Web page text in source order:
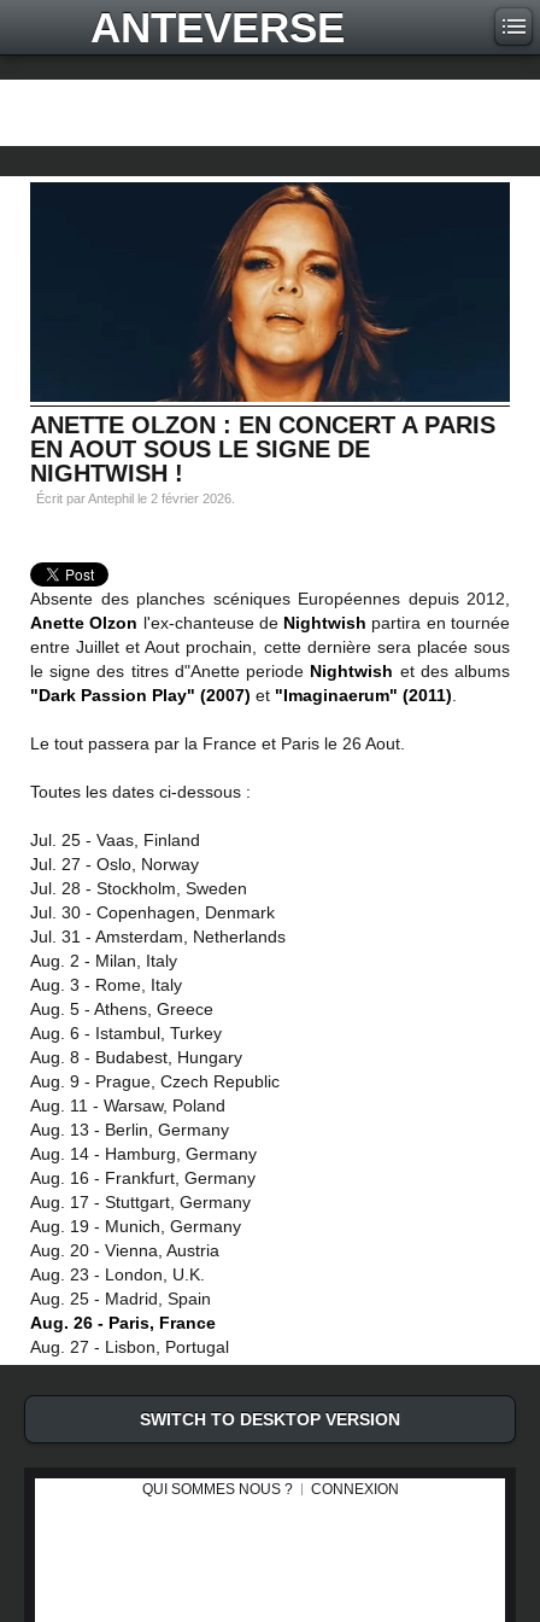
ANTEVERSE
ANETTE OLZON : EN CONCERT A PARIS
EN AOUT SOUS LE SIGNE DE
NIGHTWISH !
Écrit par Antephil le 2 février 2026
Absente des planches scéniques Européennes depuis 2012,
Anette Olzon l'ex-chanteuse de Nightwish partira en tournée
entre Juillet et Aout prochain, cette dernière sera placée sous
le signe des titres d"Anette periode Nightwish et des albums
"Dark Passion Play" (2007) et "Imaginaerum" (2011)
Le tout passera par la France et Paris le 26 Aout.
Toutes les dates ci-dessous :
Jul. 25 - Vaas, Finland
Jul. 27 - Oslo, Norway
Jul. 28 - Stockholm, Sweden
Jul. 30 - Copenhagen, Denmark
Jul. 31 - Amsterdam, Netherlands
Aug. 2 - Milan, Italy
Aug. 3 - Rome, Italy
Aug. 5 - Athens, Greece
Aug. 6 - Istambul, Turkey
Aug. 8 - Budabest, Hungary
Aug. 9 - Prague, Czech Republic
Aug. 11 - Warsaw, Poland
Aug. 13 - Berlin, Germany
Aug. 14 - Hamburg, Germany
Aug. 16 - Frankfurt, Germany
Aug. 17 - Stuttgart, Germany
Aug. 19 - Munich, Germany
Aug. 20 - Vienna, Austria
Aug. 23 - London, U.K.
Aug. 25 - Madrid, Spain
Aug. 26 - Paris, France
Aug. 27 - Lisbon, Portugal
SWITCH TO DESKTOP VERSION
QUI SOMMES NOUS ? CONNEXION